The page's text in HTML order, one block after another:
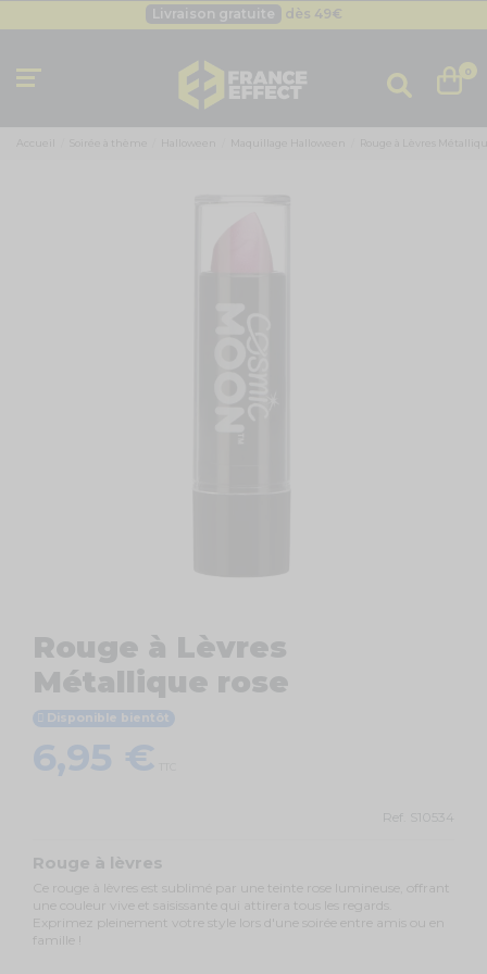
Livraison gratuite dès 49€
Livraison gratuite dès 49 0
Accueil Soirée à thème Maquillage Halloween Rouge à Lèvres
Rouge à Lèvres
Métallique rose
Disponible bientôt
6,95 €
Ref. S10534
Rouge à lèvres
Ce rouge à lèvres est sublimé par une teinte rose lumineuse, offrant
une couleur vive et saisissante qui attirera tous les regards.
Exprimez pleinement votre style lors d'une soirée entre amis ou en
famille !